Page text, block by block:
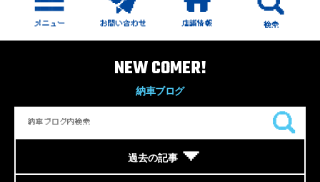
NEW COMER!
納車ブログ
過去の記事